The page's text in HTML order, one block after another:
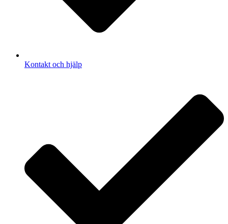
Kontakt och hjälp